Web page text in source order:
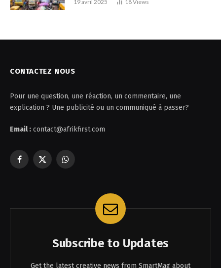
19 avril 2025 18Views
CONTACTEZ NOUS
Pour une question, une réaction, un commentaire, une
explication ? Une publicité ou un communiqué à passer?
Email : contact@afrikfirst.com
Facebook
X
WhatsApp
Subscribe to Updates
Get the latest creative news from SmartMag about